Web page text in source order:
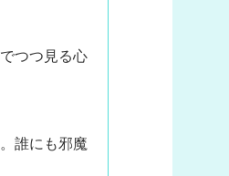
つつ見る心
誰にも邪魔